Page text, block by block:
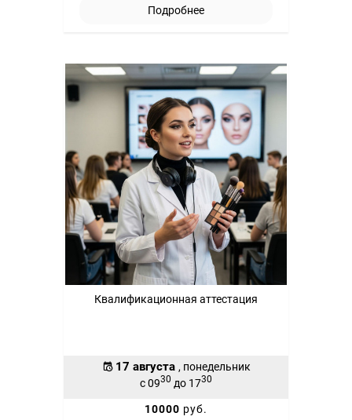
Подробнее
Квалификационная аттестация
17 августа , понедельник
с 0930 до 1730
10000 руб.